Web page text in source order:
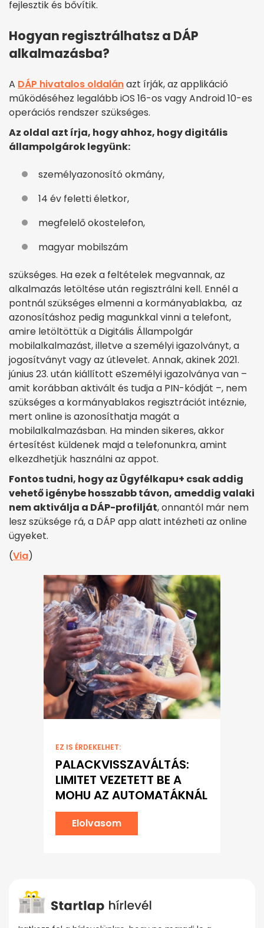
fejlesztik és bővítik.
Hogyan regisztrálhatsz a DÁP
alkalmazásba?
A DÁP hivatalos oldalánazt írják, az applikáció
működéséhez legalább iOS 16-os vagy Android 10-es
operációs rendszer szükséges.
Az oldal azt írja, hogy ahhoz, hogy digitális
állampolgárok legyünk:
személyazonosító okmány,
14 év feletti életkor,
megfelelő okostelefon,
magyar mobilszám
szükséges. Ha ezek a feltételek megvannak, az
alkalmazás letöltése után regisztrálni kell. Ennél a
pontnál szükséges elmenni a kormányablakba, az
azonosításhoz pedig magunkkal vinni a telefont,
amire letöltöttük a Digitális Állampolgár
mobilalkalmazást, illetve a személyi igazolványt, a
jogosítványt vagy az útlevelet. Annak, akinek 2021.
június 23. után kiállított eSzemélyi igazolványa van –
amit korábban aktivált és tudja a PIN-kódját –, nem
szükséges a kormányablakos regisztrációt intéznie,
mert online is azonosíthatja magát a
mobilalkalmazásban. Ha minden sikeres, akkor
értesítést küldenek majd a telefonunkra, amint
elkezdhetjük használni az appot.
Fontos tudni, hogy az Ügyfélkapu+ csak addig
vehető igénybe hosszabb távon, ameddig valaki
nem aktiválja a DÁP-profilját, onnantól már nem
lesz szüksége rá, a DÁP app alatt intézheti az online
ügyeket.
(Via)
EZ IS ÉRDEKELHET:
PALACKVISSZAVÁLTÁS:
LIMITET VEZETETT BE A
MOHU AZ AUTOMATÁKNÁL
Elolvasom